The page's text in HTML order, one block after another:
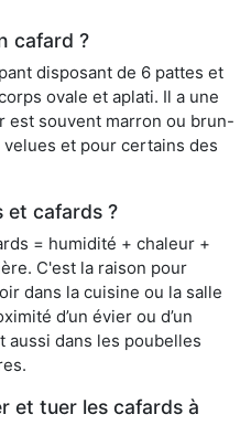
cafard ?
disposant de 6 pattes et
ovale et aplati. Il a une
est souvent marron ou brun-
et pour certains des
et cafards ?
= humidité + chaleur +
C'est la raison pour
dans la cuisine ou la salle
d’un évier ou d’un
aussi dans les poubelles
et tuer les cafards à